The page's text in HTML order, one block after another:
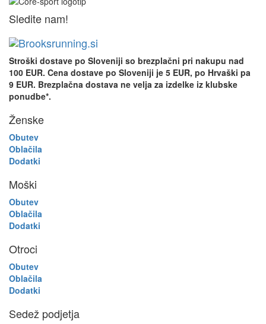
Sledite nam!
Stroški dostave po Sloveniji so brezplačni pri nakupu nad
100 EUR. Cena dostave po Sloveniji je 5 EUR, po Hrvaški pa
9 EUR. Brezplačna dostava ne velja za izdelke iz klubske
ponudbe*.
Ženske
Obutev
Oblačila
Dodatki
Moški
Obutev
Oblačila
Dodatki
Otroci
Obutev
Oblačila
Dodatki
Sedež podjetja